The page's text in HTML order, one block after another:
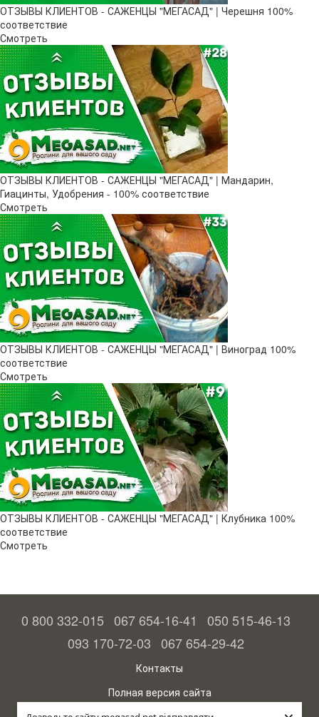
ОТЗЫВЫ КЛИЕНТОВ - САЖЕНЦЫ "МЕГАСАД" | Черешня 100%
соответствие
Смотреть
ОТЗЫВЫ КЛИЕНТОВ - САЖЕНЦЫ "МЕГАСАД" | Мандарин,
Гиацинты, Удобрения - 100% соответствие
Смотреть
ОТЗЫВЫ КЛИЕНТОВ - САЖЕНЦЫ "МЕГАСАД" | Виноград 100%
соответствие
Смотреть
ОТЗЫВЫ КЛИЕНТОВ - САЖЕНЦЫ "МЕГАСАД" | Клубника 100%
соответствие
Смотреть
0 800 332-015 067 654-16-41
050 515-46-13
093 170-72-03 067 654-29-42
Контакты
Полная версия сайта